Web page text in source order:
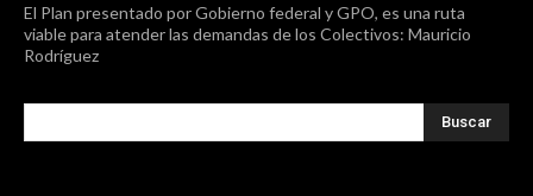
El Plan presentado por Gobierno federal y GPO, es una ruta
viable para atender las demandas de los Colectivos: Mauricio
Rodríguez
Buscar